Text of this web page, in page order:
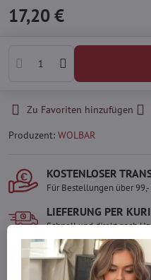
17,20 €
Zu Favoriten hinzufügen
Produzent: WOLBAR
KOSTENLOSER
Für Bestellungen über 99,-
LIEFERUNG PER
Schnell und direkt nach
SICHERE ZAHLUNGEN
Gesicherte Online-